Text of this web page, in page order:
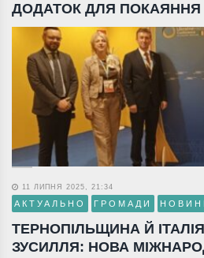
ДОДАТОК ДЛЯ ПОКАЯННЯ
11 ЛИПНЯ 2025, 21:34
АКТУАЛЬНО ГРОМАДИ
ТЕРНОПІЛЬЩИНА Й
ЗУСИЛЛЯ: НОВА